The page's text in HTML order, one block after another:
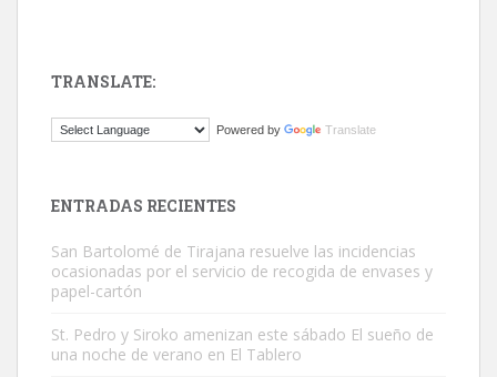
El ayuntamiento se va a llevar a Los Gatos callejeros de la zona los
TRANSLATE:
Powered by Translate
ENTRADAS RECIENTES
San Bartolomé de Tirajana resuelve las incidencias
ocasionadas por el servicio de recogida de envases y
papel-cartón
St. Pedro y Siroko amenizan este sábado El sueño de
una noche de verano en El Tablero